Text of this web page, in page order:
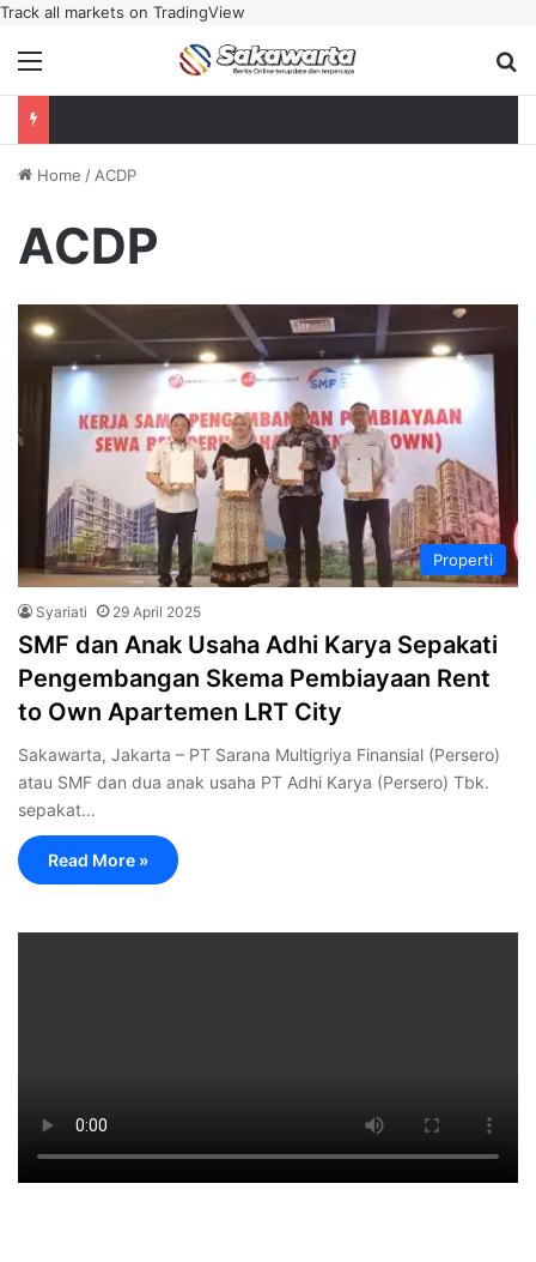
Track all markets on TradingView
Menu
Home /ACDP
ACDP
Properti
Syariati 29 April 2025
SMF dan Anak Usaha Adhi Karya Sepakati
Pengembangan Skema Pembiayaan Rent
to Own Apartemen LRT City
Sakawarta, Jakarta – PT Sarana Multigriya Finansial (Persero)
atau SMF dan dua anak usaha PT Adhi Karya (Persero) Tbk.
sepakat…
Read More »